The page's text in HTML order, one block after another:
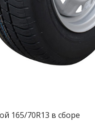
165/70R13 в сборе